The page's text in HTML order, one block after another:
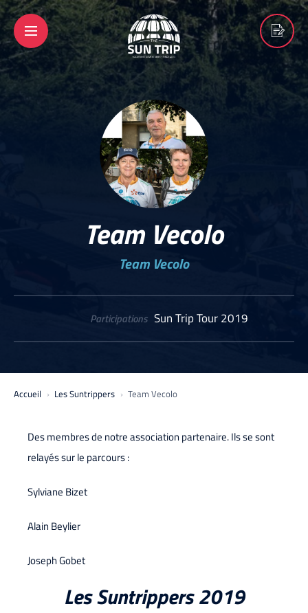
Team Vecolo
Team Vecolo
Participations Sun Trip Tour 2019
Accueil Les Suntrippers Team Vecolo
Des membres de notre association partenaire. Ils se sont
relayés sur le parcours :
Sylviane Bizet
Alain Beylier
Joseph Gobet
Les Suntrippers 2019